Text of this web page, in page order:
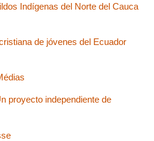
Indígenas del Norte del Cauca
de jóvenes del Ecuador
proyecto independiente de